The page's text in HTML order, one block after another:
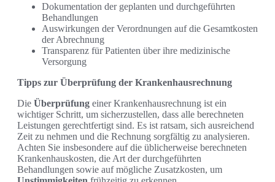
Dokumentation der geplanten und durchgeführten
Behandlungen
Auswirkungen der Verordnungen auf die Gesamtkosten
der Abrechnung
Transparenz für Patienten über ihre medizinische
Versorgung
Tipps zur Überprüfung der Krankenhausrechnung
Die Überprüfung einer Krankenhausrechnung ist ein
wichtiger Schritt, um sicherzustellen, dass alle berechneten
Leistungen gerechtfertigt sind. Es ist ratsam, sich ausreichend
Zeit zu nehmen und die Rechnung sorgfältig zu analysieren.
Achten Sie insbesondere auf die üblicherweise berechneten
Krankenhauskosten, die Art der durchgeführten
Behandlungen sowie auf mögliche Zusatzkosten, um